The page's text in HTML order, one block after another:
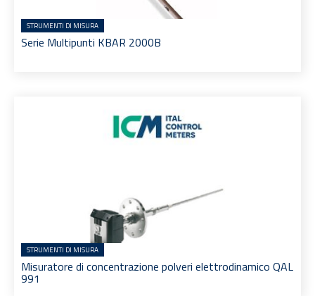
STRUMENTI DI MISURA
Serie Multipunti KBAR 2000B
STRUMENTI DI MISURA
Misuratore di concentrazione polveri elettrodinamico QAL
991